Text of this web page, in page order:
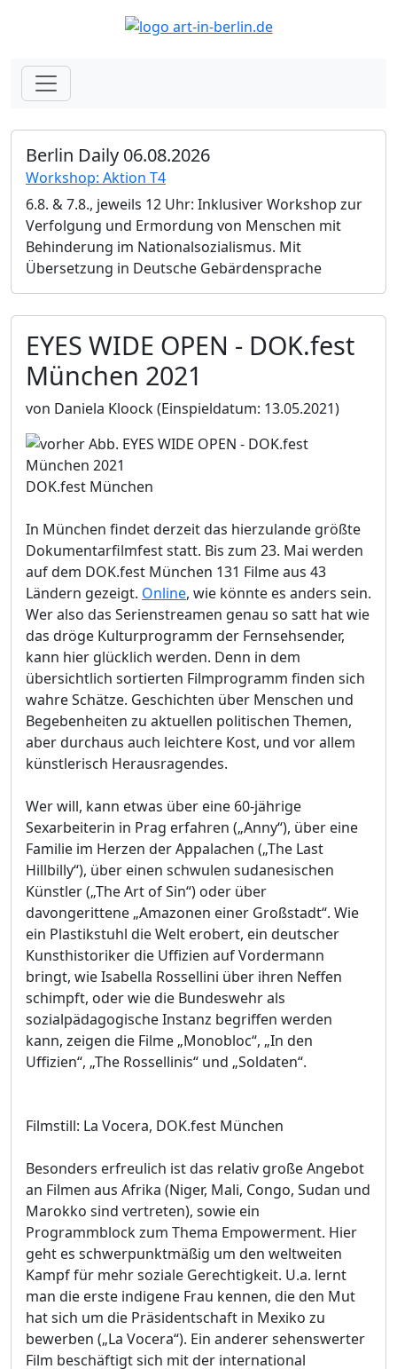
Berlin Daily 06.08.2026
Workshop: Aktion T4
6.8. & 7.8., jeweils 12 Uhr: Inklusiver Workshop zur
Verfolgung und Ermordung von Menschen mit
Behinderung im Nationalsozialismus. Mit
Übersetzung in Deutsche Gebärdensprache
EYES WIDE OPEN - DOK.fest
München 2021
von Daniela Kloock(Einspieldatum: 13.05.2021)
DOK.fest München
In München findet derzeit das hierzulande größte
Dokumentarfilmfest statt. Bis zum 23. Mai werden
auf dem DOK.fest München 131 Filme aus 43
Ländern gezeigt. Online, wie könnte es anders sein.
Wer also das Serienstreamen genau so satt hat wie
das dröge Kulturprogramm der Fernsehsender,
kann hier glücklich werden. Denn in dem
übersichtlich sortierten Filmprogramm finden sich
wahre Schätze. Geschichten über Menschen und
Begebenheiten zu aktuellen politischen Themen,
aber durchaus auch leichtere Kost, und vor allem
künstlerisch Herausragendes.
Wer will, kann etwas über eine 60-jährige
Sexarbeiterin in Prag erfahren („Anny“), über eine
Familie im Herzen der Appalachen („The Last
Hillbilly“), über einen schwulen sudanesischen
Künstler („The Art of Sin“) oder über
davongerittene „Amazonen einer Großstadt“. Wie
ein Plastikstuhl die Welt erobert, ein deutscher
Kunsthistoriker die Uffizien auf Vordermann
bringt, wie Isabella Rossellini über ihren Neffen
schimpft, oder wie die Bundeswehr als
sozialpädagogische Instanz begriffen werden
kann, zeigen die Filme „Monobloc“, „In den
Uffizien“, „The Rossellinis“ und „Soldaten“.
Filmstill: La Vocera, DOK.fest München
Besonders erfreulich ist das relativ große Angebot
an Filmen aus Afrika (Niger, Mali, Congo, Sudan und
Marokko sind vertreten), sowie ein
Programmblock zum Thema Empowerment. Hier
geht es schwerpunktmäßig um den weltweiten
Kampf für mehr soziale Gerechtigkeit. U.a. lernt
man die erste indigene Frau kennen, die den Mut
hat sich um die Präsidentschaft in Mexiko zu
bewerben („La Vocera“). Ein anderer sehenswerter
Film beschäftigt sich mit der international